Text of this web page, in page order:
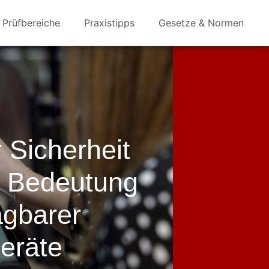
Prüfbereiche Praxistipps Gesetze & Normen
Sicherheit